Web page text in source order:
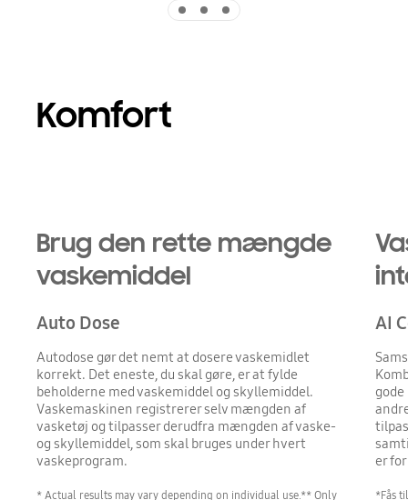
Komfort
Brug den rette mængde
vaskemiddel
Auto Dose
Autodose gør det nemt at dosere vaskemidlet
korrekt. Det eneste, du skal gøre, er at fylde
beholderne med vaskemiddel og skyllemiddel.
Vaskemaskinen registrerer selv mængden af
vasketøj og tilpasser derudfra mængden af vaske-
og skyllemiddel, som skal bruges under hvert
vaskeprogram.
* Actual results may vary depending on individual use.** Only
AI
er
*Fås